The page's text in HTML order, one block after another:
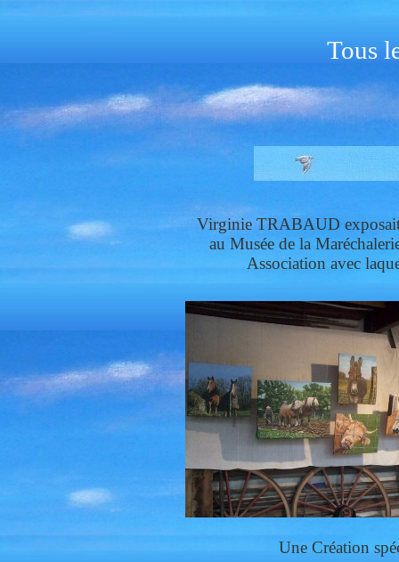
Tous
Virginie TRABAUD exposait
au Musée de la
Association avec
Une Création